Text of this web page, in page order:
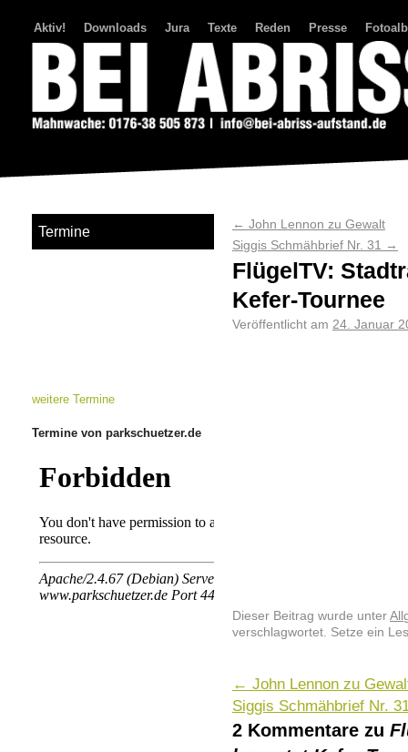
Aktiv! Downloads Jura Texte Reden Presse
← John Lennon zu Gewalt
Siggis Schmähbrief Nr. 31 →
FlügelTV:
Kefer-Tournee
Veröffentlicht am 24. Januar
Dieser Beitrag wurde unter
verschlagwortet. Setze ein
← John Lennon zu
Siggis Schmähbrief Nr.
2 Kommentare zu
Termine
weitere Termine
Termine von parkschuetzer.de